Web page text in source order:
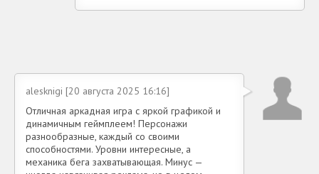
alesknigi [20 августа 2025 16:16]
Отличная аркадная игра с яркой графикой и
динамичным геймплеем! Персонажи
разнообразные, каждый со своими
способностями. Уровни интересные, а
механика бега захватывающая. Минус —